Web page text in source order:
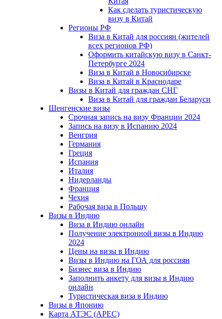
Как сделать туристическую
визу в Китай
Регионы РФ
Виза в Китай для россиян (жителей
всех регионов РФ)
Оформить китайскую визу в Санкт-
Петербурге 2024
Виза в Китай в Новосибирске
Виза в Китай в Краснодаре
Визы в Китай для граждан СНГ
Виза в Китай для граждан Беларуси
Шенгенские визы
Срочная запись на визу Франции 2024
Запись на визу в Испанию 2024
Венгрия
Германия
Греция
Испания
Италия
Нидерланды
Франция
Чехия
Рабочая виза в Польшу
Визы в Индию
Виза в Индию онлайн
Получение электронной визы в Индию
2024
Цены на визы в Индию
Визы в Индию на ГОА для россиян
Бизнес виза в Индию
Заполнить анкету для визы в Индию
онлайн
Туристическая виза в Индию
Визы в Японию
Карта АТЭС (APEC)